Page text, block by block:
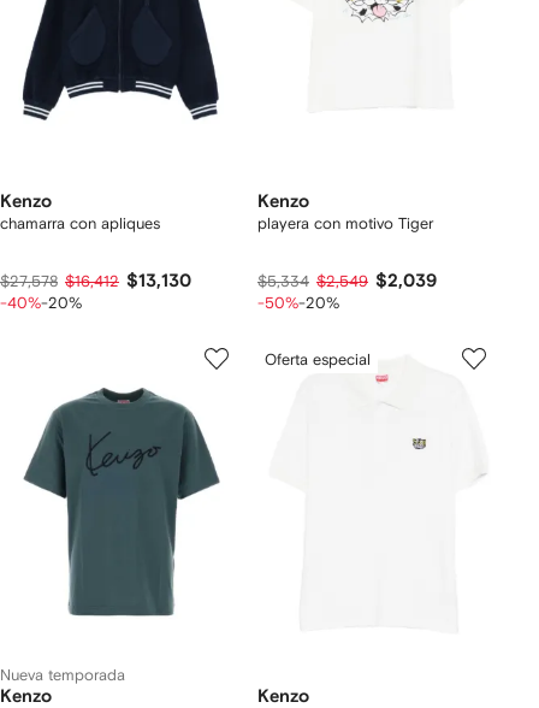
Kenzo
chamarra con apliques
$27,578 $16,412 $13,130
-40%-20%
Kenzo
playera con motivo Tiger
$5,334 $2,549 $2,039
-50%-20%
Nueva temporada
Kenzo
Oferta especial
Kenzo